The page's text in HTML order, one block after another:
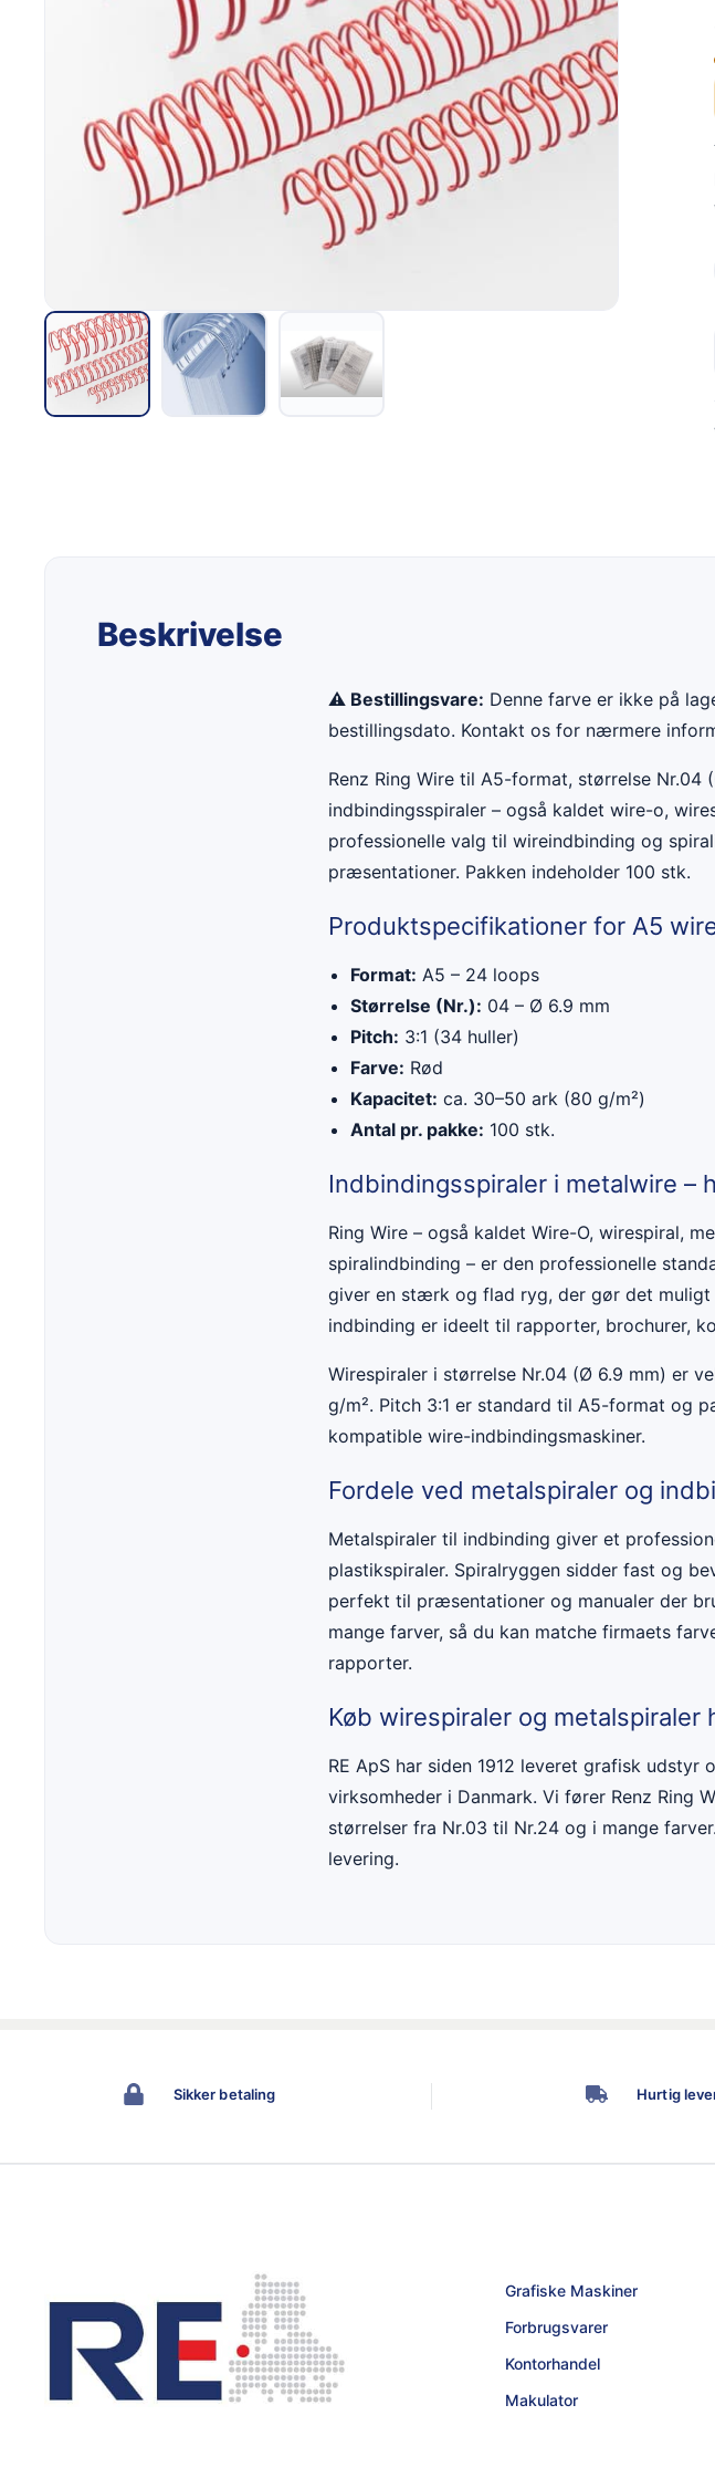
Beskrivelse
⚠ Bestillingsvare: Denne farve er ikke på
bestillingsdato. Kontakt os for nærmere
Renz Ring Wire til A5-format, størrelse Nr.04
indbindingsspiraler – også kaldet wire-o,
professionelle valg til wireindbinding og
præsentationer. Pakken indeholder 100 stk.
Produktspecifikationer for A5
Format: A5 – 24 loops
Størrelse (Nr.): 04 – Ø 6.9 mm
Pitch: 3:1 (34 huller)
Farve: Rød
Kapacitet: ca. 30–50 ark (80 g/m²)
Antal pr. pakke: 100 stk.
Indbindingsspiraler i metalwire –
Ring Wire – også kaldet Wire-O, wirespiral,
spiralindbinding – er den professionelle
giver en stærk og flad ryg, der gør det
indbinding er ideelt til rapporter, brochurer,
Wirespiraler i størrelse Nr.04 (Ø 6.9 mm) er
g/m². Pitch 3:1 er standard til A5-format og
kompatible wire-indbindingsmaskiner.
Fordele ved metalspiraler og
Metalspiraler til indbinding giver et
plastikspiraler. Spiralryggen sidder fast og
perfekt til præsentationer og manualer der
mange farver, så du kan matche firmaets
rapporter.
Køb wirespiraler og metalspiraler
RE ApS har siden 1912 leveret grafisk
virksomheder i Danmark. Vi fører Renz Ring
størrelser fra Nr.03 til Nr.24 og i mange
levering.
Sikker betaling Hurtig
Grafiske Maskiner
Forbrugsvarer
Kontorhandel
Makulator